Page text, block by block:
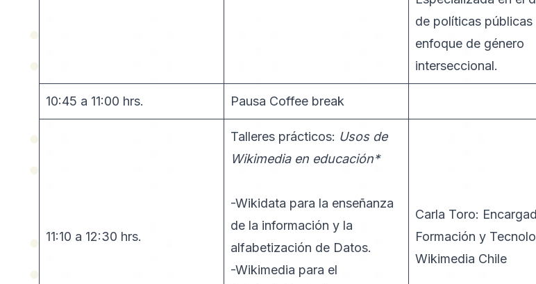
de políticas públicas
enfoque de género
interseccional.
10:45 a 11:00 hrs. Pausa Coffee break
11:10 a 12:30 hrs.
Talleres prácticos: Usos de
Wikimedia en educación*
-Wikidata para la enseñanza
de la información y la
alfabetización de Datos.
-Wikimedia para el
Carla Toro:
Formación y
Wikimedia Chile